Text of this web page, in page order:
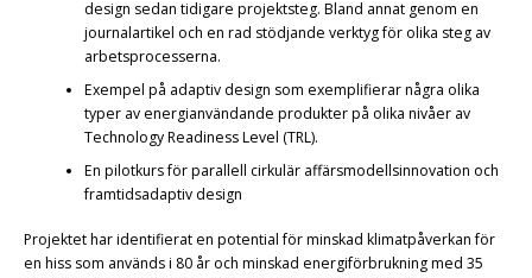
design sedan tidigare projektsteg. Bland annat genom en
journalartikel och en rad stödjande verktyg för olika steg av
arbetsprocesserna.
Exempel på adaptiv design som exemplifierar några olika
typer av energianvändande produkter på olika nivåer av
Technology Readiness Level (TRL).
En pilotkurs för parallell cirkulär affärsmodellsinnovation och
framtidsadaptiv design
Projektet har identifierat en potential för minskad klimatpåverkan för
en hiss som används i 80 år och minskad energiförbrukning med 35